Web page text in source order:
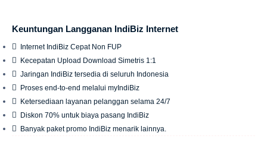
Keuntungan Langganan IndiBiz Internet
Internet IndiBiz Cepat Non FUP
Kecepatan Upload Download Simetris 1:1
Jaringan IndiBiz tersedia di seluruh Indonesia
Proses end-to-end melalui myIndiBiz
Ketersediaan layanan pelanggan selama 24/7
Diskon 70% untuk biaya pasang IndiBiz
Banyak paket promo IndiBiz menarik lainnya.